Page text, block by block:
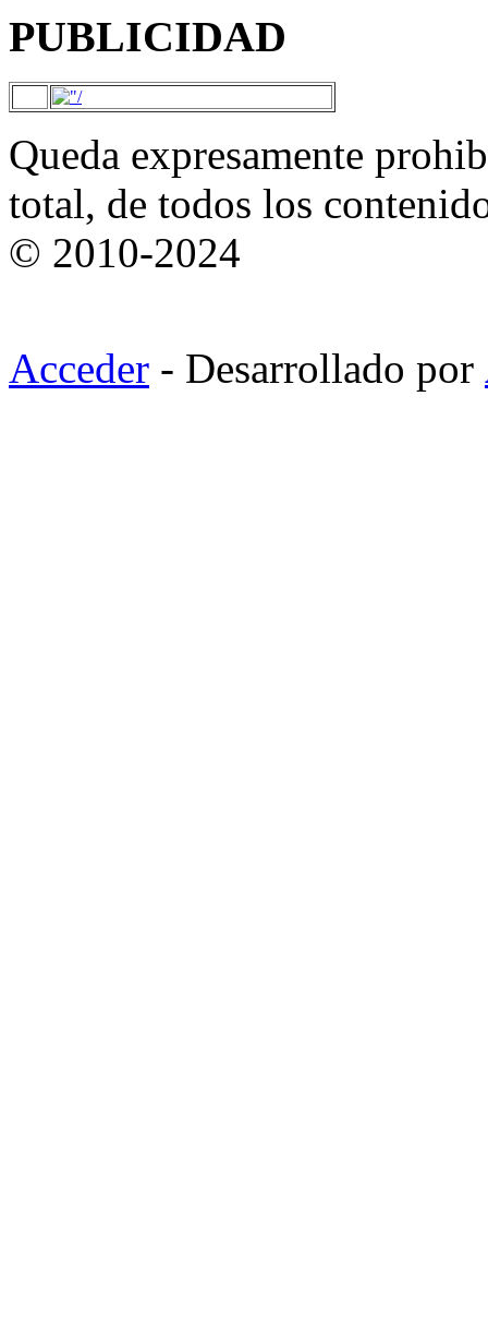
PUBLICIDAD
Queda expresamente
total, de todos los
© 2010-2024
Acceder - Desarrollado por